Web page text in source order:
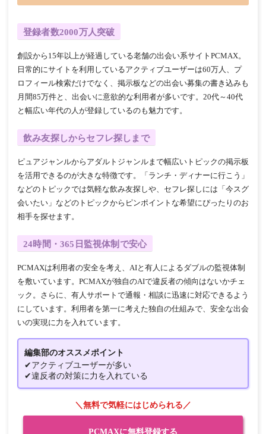
登録者数2000万人突破
創設から15年以上が経過している老舗の出会い系サイトPCMAX。
日常的にサイトを利用しているアクティブユーザーは60万人、プ
ロフィール検索だけでなく、掲示板などの出会い募集の書き込みも
月間85万件と、出会いに意欲的な利用者が多いです。20代～40代
と幅広い年代の人が登録しているのも魅力です。
飲み友探しからセフレ探しまで
ピュアジャンルからアダルトジャンルまで幅広いトピックの掲示板
を活用できるのが大きな特徴です。「ランチ・ディナーに行こう」
などのトピックでは気軽な飲み友探しや、セフレ探しには「今スグ
会いたい」などのトピックからピンポイントな希望にぴったりのお
相手を探せます。
24時間・365日監視体制で安心
PCMAXは利用者の安全を考え、AIと有人によるダブルの監視体制
を敷いています。PCMAXが独自のAIで違反者の傾向はないかチェ
ック。さらに、有人サポートで通報・相談に迅速に対応できるよう
にしています。利用者を第一に考えた独自の仕組みで、安全な出会
いの実現に力を入れています。
編集部のオススメポイント
✔アクティブユーザーが多い
✔違反者の対策に力を入れている
＼無料で気軽にはじめられる／
PCMAXに無料登録する